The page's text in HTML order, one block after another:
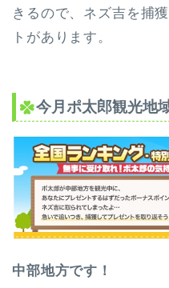
きるので、ネズ吉を捕
トがあります。
今月ポ太郎観光地
中部地方です！